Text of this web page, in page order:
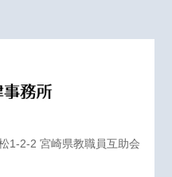
1-2-2 宮崎県教職員互助会